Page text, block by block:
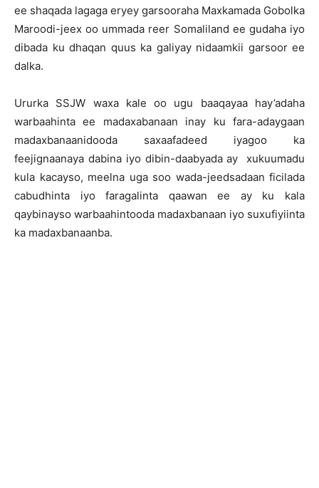
ee shaqada lagaga eryey garsooraha Maxkamada Gobolka
Maroodi-jeex oo ummada reer Somaliland ee gudaha iyo
dibada ku dhaqan quus ka galiyay nidaamkii garsoor ee
dalka.
Ururka SSJW waxa kale oo ugu baaqayaa hay’adaha
warbaahinta ee madaxabanaan inay ku fara-adaygaan
madaxbanaanidooda saxaafadeed iyagoo ka
feejignaanaya dabina iyo dibin-daabyada ay xukuumadu
kula kacayso, meelna uga soo wada-jeedsadaan ficilada
cabudhinta iyo faragalinta qaawan ee ay ku kala
qaybinayso warbaahintooda madaxbanaan iyo suxufiyiinta
ka madaxbanaanba.